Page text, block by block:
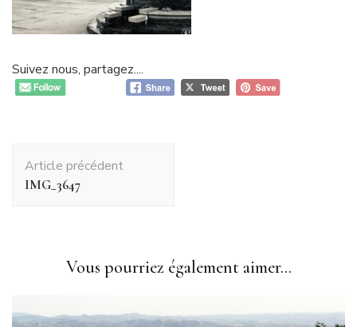
Suivez nous, partagez....
d'article
Article précédent
IMG_3647
Vous pourriez également aimer...